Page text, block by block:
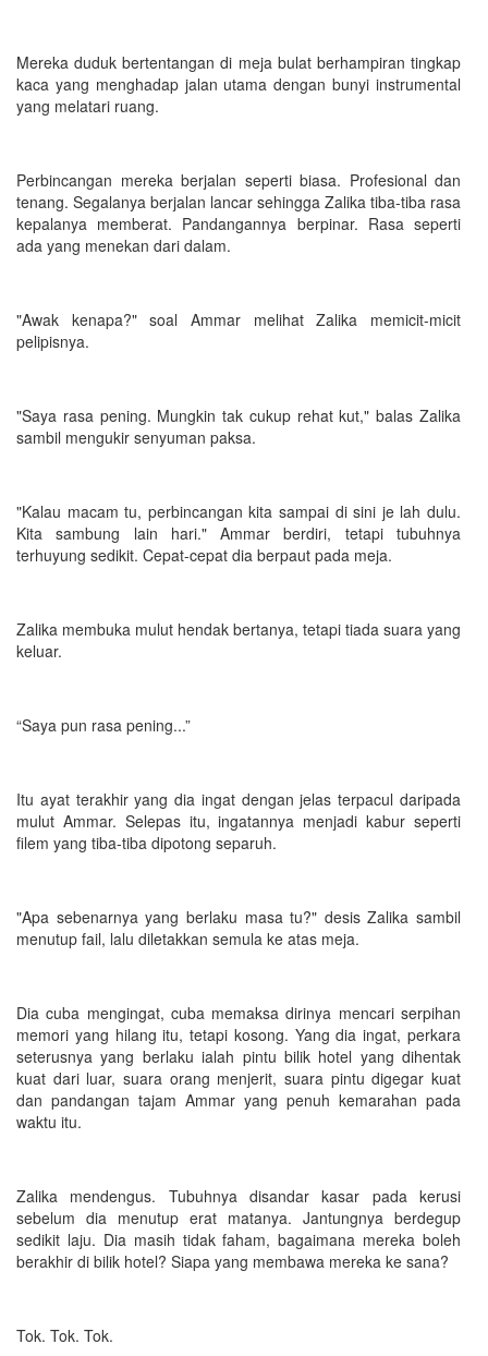
Mereka duduk bertentangan di meja bulat berhampiran tingkap
kaca yang menghadap jalan utama dengan bunyi instrumental
yang melatari ruang.
Perbincangan mereka berjalan seperti biasa. Profesional dan
tenang. Segalanya berjalan lancar sehingga Zalika tiba-tiba rasa
kepalanya memberat. Pandangannya berpinar. Rasa seperti
ada yang menekan dari dalam.
"Awak kenapa?" soal Ammar melihat Zalika memicit-micit
pelipisnya.
"Saya rasa pening. Mungkin tak cukup rehat kut," balas Zalika
sambil mengukir senyuman paksa.
"Kalau macam tu, perbincangan kita sampai di sini je lah dulu.
Kita sambung lain hari." Ammar berdiri, tetapi tubuhnya
terhuyung sedikit. Cepat-cepat dia berpaut pada meja.
Zalika membuka mulut hendak bertanya, tetapi tiada suara yang
keluar.
“Saya pun rasa pening...”
Itu ayat terakhir yang dia ingat dengan jelas terpacul daripada
mulut Ammar. Selepas itu, ingatannya menjadi kabur seperti
filem yang tiba-tiba dipotong separuh.
"Apa sebenarnya yang berlaku masa tu?" desis Zalika sambil
menutup fail, lalu diletakkan semula ke atas meja.
Dia cuba mengingat, cuba memaksa dirinya mencari serpihan
memori yang hilang itu, tetapi kosong. Yang dia ingat, perkara
seterusnya yang berlaku ialah pintu bilik hotel yang dihentak
kuat dari luar, suara orang menjerit, suara pintu digegar kuat
dan pandangan tajam Ammar yang penuh kemarahan pada
waktu itu.
Zalika mendengus. Tubuhnya disandar kasar pada kerusi
sebelum dia menutup erat matanya. Jantungnya berdegup
sedikit laju. Dia masih tidak faham, bagaimana mereka boleh
berakhir di bilik hotel? Siapa yang membawa mereka ke sana?
Tok. Tok. Tok.